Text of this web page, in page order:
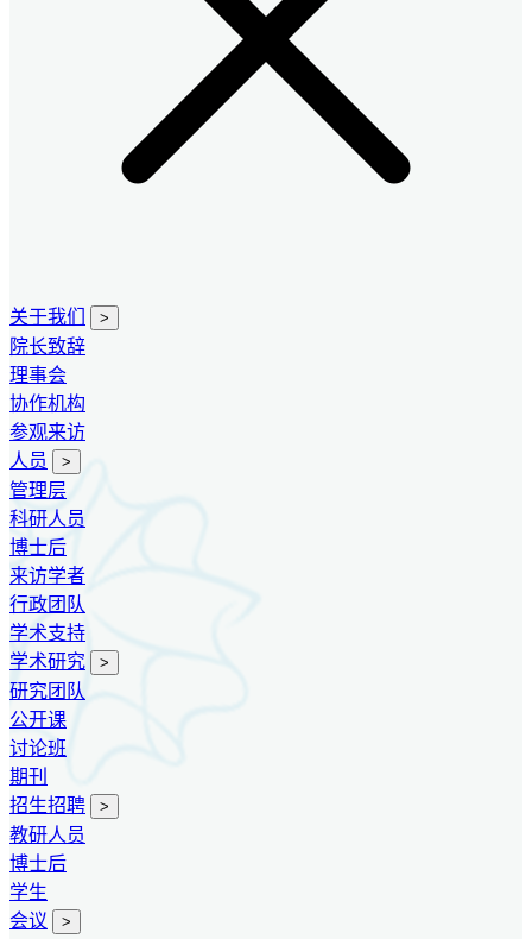
关于我们 >
院长致辞
理事会
协作机构
参观来访
人员
>
管理层
科研人员
博士后
来访学者
行政团队
学术支持
学术研究
>
研究团队
公开课
讨论班
期刊
招生招聘
>
教研人员
博士后
学生
会议
>